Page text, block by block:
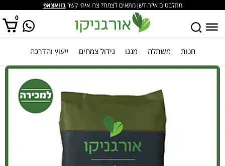
מתלבטים איזה דשן מתאים לצמח? צרו איתי קשרבוואצאפ
0
אין מוצרים בסל הקניות. חנות משתלה מנגו גידול צמחים ייעוץ והדרכה